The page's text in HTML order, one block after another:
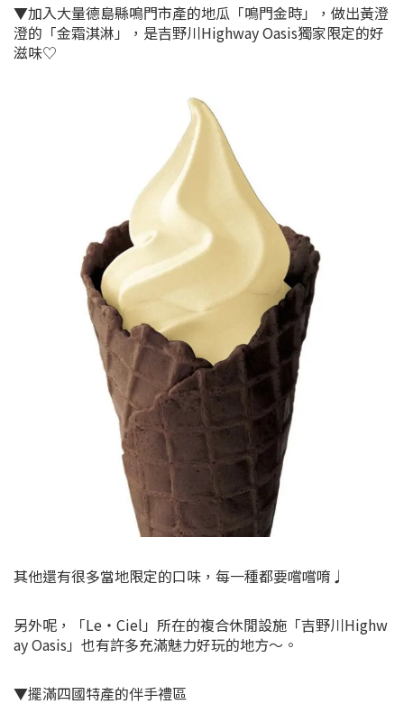
▼加入大量德島縣鳴門市產的地瓜「鳴門金時」，做出黃澄
澄的「金霜淇淋」，是吉野川Highway Oasis獨家限定的好
滋味♡
其他還有很多當地限定的口味，每一種都要嚐嚐唷♩
另外呢，「Le・Ciel」所在的複合休閒設施「吉野川Highw
ay Oasis」也有許多充滿魅力好玩的地方～。
▼擺滿四國特產的伴手禮區